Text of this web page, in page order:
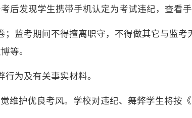
后发现学生携带手机认定为考试违纪，查看手
监考期间不得擅离职守，不得做其它与监
等。
为及有关事实材料。
维护优良考风。学校对违纪、舞弊学生将按